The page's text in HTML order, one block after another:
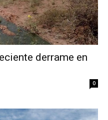
derrame en
0